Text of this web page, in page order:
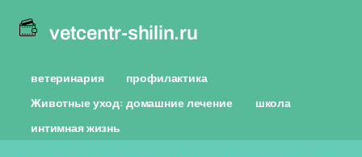
vetcentr-shilin.ru
ветеринария
профилактика
Животные уход: домашние лечение
школа
интимная жизнь